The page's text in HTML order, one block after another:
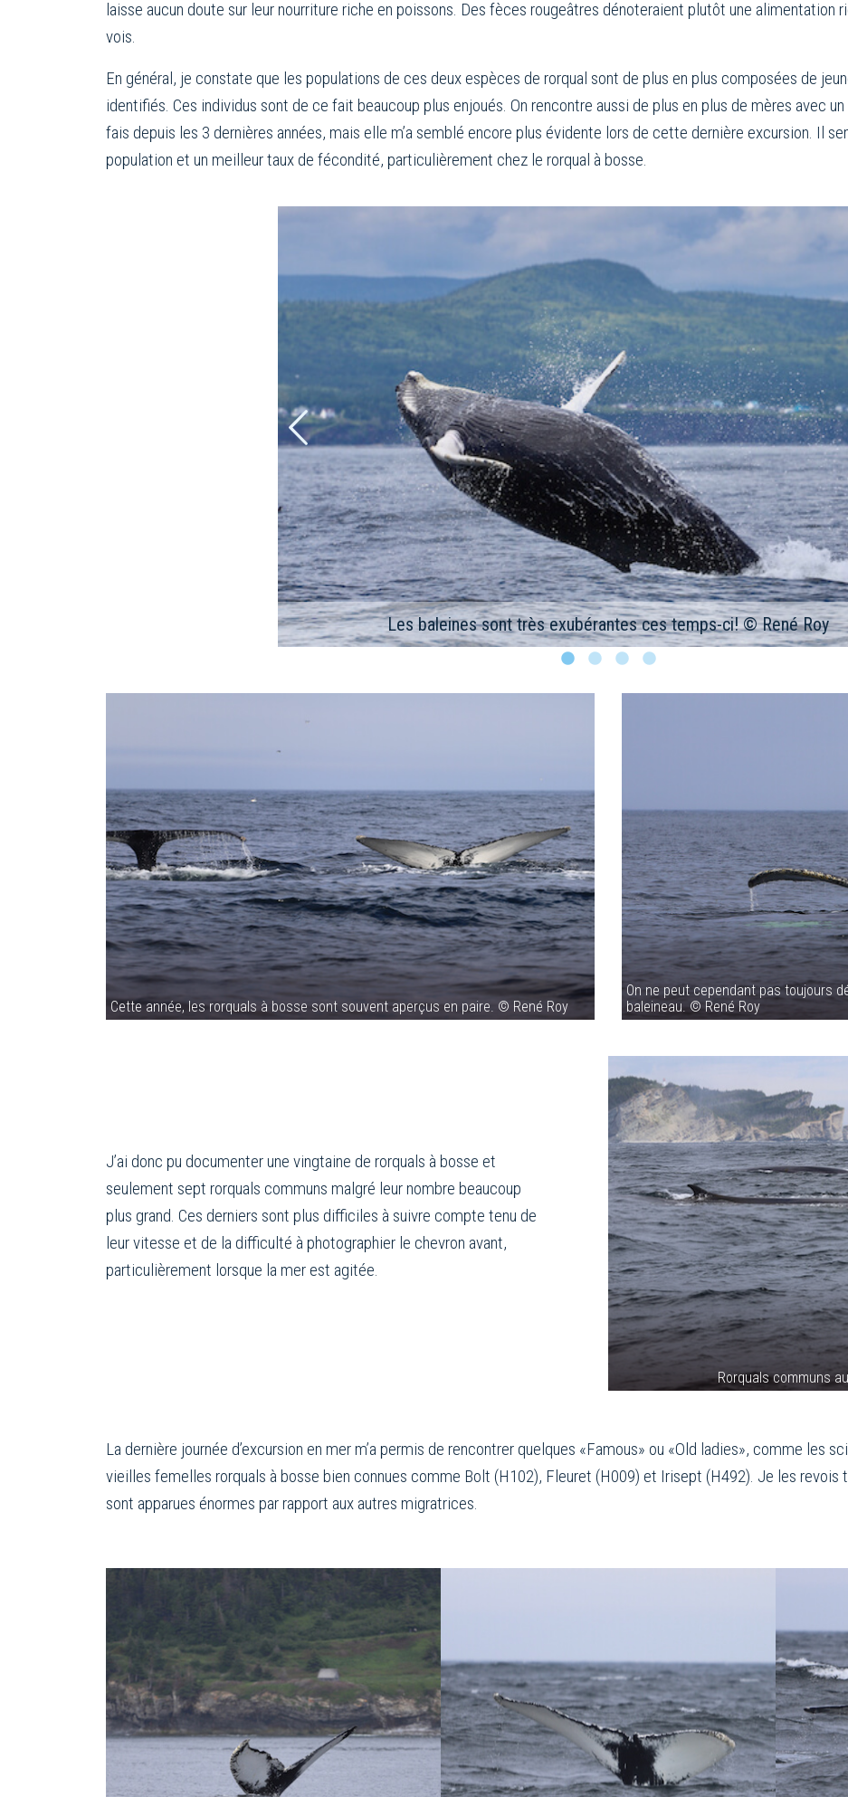
laisse aucun doute sur leur nourriture riche en poissons. Des fèces rougeâtres dénoteraient plutôt une alimentation
vois.
En général, je constate que les populations de ces deux espèces de rorqual sont de plus en plus composées de
identifiés. Ces individus sont de ce fait beaucoup plus enjoués. On rencontre aussi de plus en plus de mères avec un
fais depuis les 3 dernières années, mais elle m’a semblé encore plus évidente lors de cette dernière excursion. Il
population et un meilleur taux de fécondité, particulièrement chez le rorqual à bosse.
© René Roy
Cette année, les rorquals à bosse sont souvent aperçus en paire. © René Roy
On ne peut cependant pas toujours
baleineau. © René Roy
J’ai donc pu documenter une vingtaine de rorquals à bosse et
seulement sept rorquals communs malgré leur nombre beaucoup
plus grand. Ces derniers sont plus difficiles à suivre compte tenu de
leur vitesse et de la difficulté à photographier le chevron avant,
particulièrement lorsque la mer est agitée.
Rorquals communs
La dernière journée d’excursion en mer m’a permis de rencontrer quelques «Famous» ou «Old ladies», comme les
vieilles femelles rorquals à bosse bien connues comme Bolt (H102), Fleuret (H009) et Irisept (H492). Je les revois
sont apparues énormes par rapport aux autres migratrices.